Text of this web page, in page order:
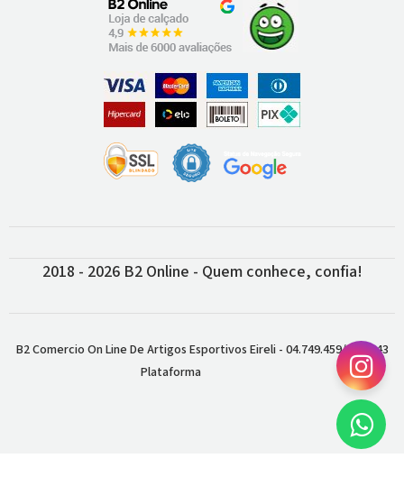
2018 - 2026 B2 Online - Quem conhece, confia!
B2 Comercio On Line De Artigos Esportivos Eireli - 04.749.459/0001-43
Plataforma